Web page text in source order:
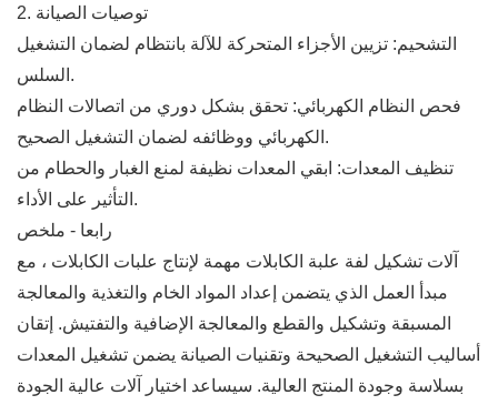
2. توصيات الصيانة
التشحيم: تزيين الأجزاء المتحركة للآلة بانتظام لضمان التشغيل
السلس.
فحص النظام الكهربائي: تحقق بشكل دوري من اتصالات النظام
الكهربائي ووظائفه لضمان التشغيل الصحيح.
تنظيف المعدات: ابقي المعدات نظيفة لمنع الغبار والحطام من
التأثير على الأداء.
رابعا - ملخص
آلات تشكيل لفة علبة الكابلات مهمة لإنتاج علبات الكابلات ، مع
مبدأ العمل الذي يتضمن إعداد المواد الخام والتغذية والمعالجة
المسبقة وتشكيل والقطع والمعالجة الإضافية والتفتيش. إتقان
أساليب التشغيل الصحيحة وتقنيات الصيانة يضمن تشغيل المعدات
بسلاسة وجودة المنتج العالية. سيساعد اختيار آلات عالية الجودة